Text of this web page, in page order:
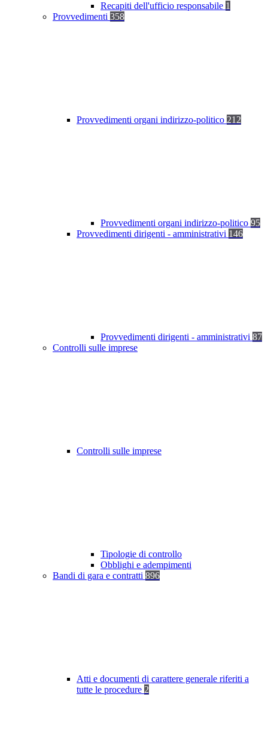
Recapiti dell'ufficio responsabile 1
Provvedimenti 358
Provvedimenti organi indirizzo-politico 212
Provvedimenti organi indirizzo-politico 95
Provvedimenti dirigenti - amministrativi 146
Provvedimenti dirigenti - amministrativi 87
Controlli sulle imprese
Controlli sulle imprese
Tipologie di controllo
Obblighi e adempimenti
Bandi di gara e contratti 896
Atti e documenti di carattere generale riferiti a
tutte le procedure 2